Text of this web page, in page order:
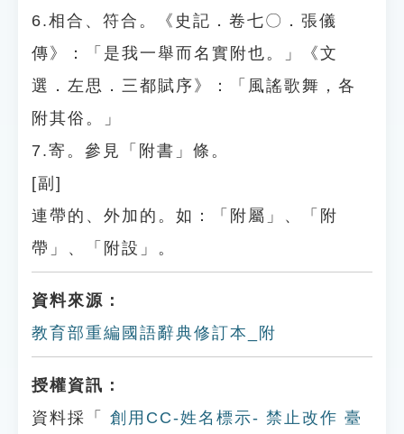
6.相合、符合。《史記．卷七〇．張儀
傳》：「是我一舉而名實附也。」《文
選．左思．三都賦序》：「風謠歌舞，各
附其俗。」
7.寄。參見「附書」條。
[副]
連帶的、外加的。如：「附屬」、「附
帶」、「附設」。
資料來源：
教育部重編國語辭典修訂本_附
授權資訊：
資料採「
創用CC-姓名標示- 禁止改作 臺